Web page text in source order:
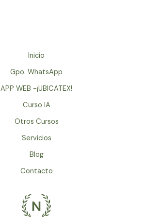
Inicio
Gpo. WhatsApp
APP WEB -¡UBICATEX!
Curso IA
Otros Cursos
Servicios
Blog
Contacto